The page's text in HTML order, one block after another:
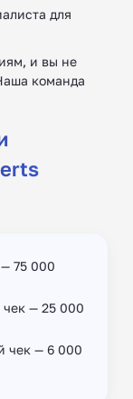
для
и вы не
команда
75 000
— 25 000
чек — 6 000